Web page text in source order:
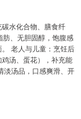
水化合物、膳食纤
、无胆固醇，饱腹感
老人与儿童：烹饪后
汤、蛋花），补充能
淡汤品，口感爽滑、开